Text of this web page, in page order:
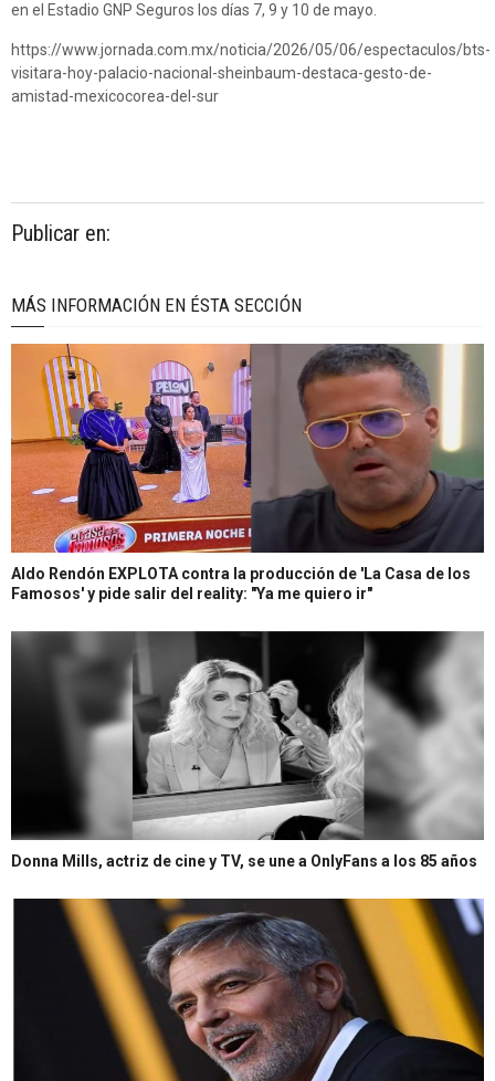
en el Estadio GNP Seguros los días 7, 9 y 10 de mayo.
https://www.jornada.com.mx/noticia/2026/05/06/espectaculos/bts-
visitara-hoy-palacio-nacional-sheinbaum-destaca-gesto-de-
amistad-mexicocorea-del-sur
Publicar en:
MÁS INFORMACIÓN EN ÉSTA SECCIÓN
Aldo Rendón EXPLOTA contra la producción de 'La Casa de los
Famosos' y pide salir del reality: "Ya me quiero ir"
Donna Mills, actriz de cine y TV, se une a OnlyFans a los 85 años